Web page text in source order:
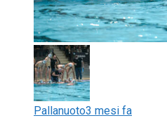
Pallanuoto3 mesi fa